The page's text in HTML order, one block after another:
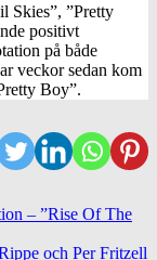
Skies”, ”Pretty
positivt
på både
veckor sedan kom
Boy”.
– ”Rise Of The
och Per Fritzell